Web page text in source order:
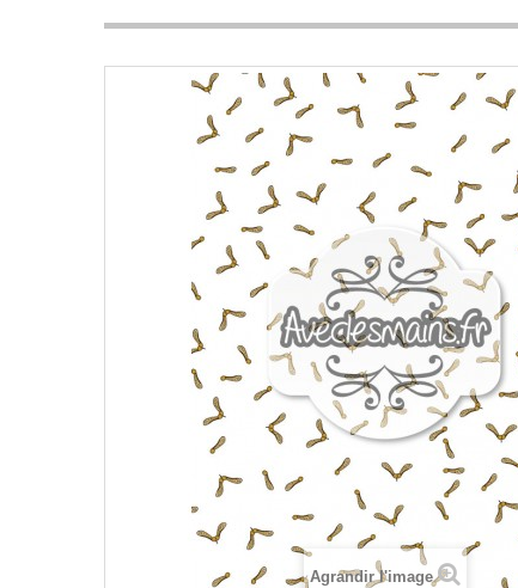
Agrandir l'image